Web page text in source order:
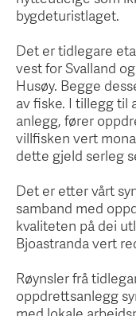
bygdeturistlaget.
Det er tidlegare
vest for Svalland
Husøy. Begge
av fiske. I tillegg til
anlegg, fører
villfisken vert
dette gjeld serleg
Det er etter vårt
samband med
kvaliteten på dei
Bjoastranda vert
Røynsler frå
oppdrettsanlegg